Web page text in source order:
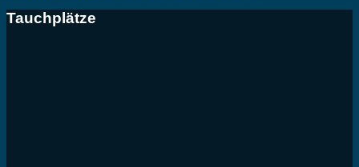
Tauchplätze